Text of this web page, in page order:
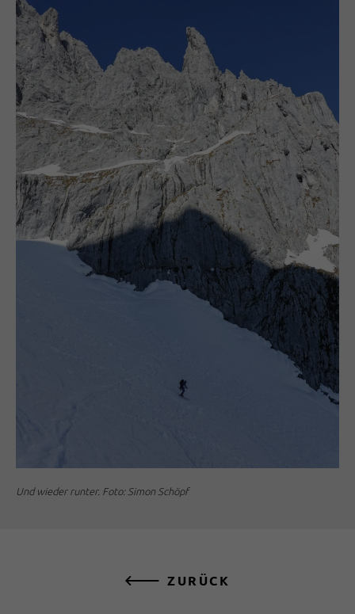
Und wieder runter. Foto: Simon Schöpf
ZURÜCK